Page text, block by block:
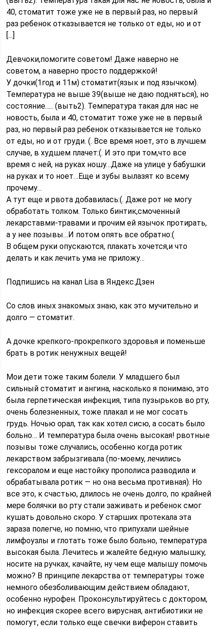
40, стоматит тоже уже не в первый раз, но первый
раз ребенок отказывается не только от еды, но и от
[...]
Девчоки,помогите советом! Даже наверно не
советом, а наверно просто поддержкой!
У дочки(1год и 11м) стоматит(язык и под язычком).
Температура не выше 39(выше не даю подняться), но
состояние….. (выть2). Температура такая для нас не
новость, была и 40, стоматит тоже уже не в первый
раз, но первый раз ребенок отказывается не только
от еды, но и от груди. (. Все время ноет, это в лучшем
случае, в худшем плачет:(. И это при том,что все
время с ней, на руках ношу…Даже на улице у бабушки
на руках и то ноет…Еще и зубы вылазят ко всему
прочему…
А тут еще и рвота добавилась:(. Даже рот не могу
обработать толком. Только бинтик,смоченный
лекарставми-травами и прочим ей язычок протирать,
а у нее позывы…И потом опять все обратно:(
В общем руки опускаются, плакать хочется,и что
делать и как лечить ума не приложу…
Подпишись на канал Lisa в Яндекс.Дзен
Со слов иных знакомых знаю, как это мучительно и
долго — стоматит.
А дочке крепкого-прокрепкого здоровья и поменьше
брать в ротик ненужных вещей!
Мои дети тоже таким болели. У младшего был
сильный стоматит и ангина, насколько я понимаю, это
была герпетическая инфекция, типа пузырьков во рту,
очень болезненных, тоже плакал и не мог сосать
грудь. Ночью орал, так как хотел сисю, а сосать было
больно… И температура была очень высокая! рвотные
позывы тоже случались, особенно когда ротик
лекарством забрызгивала (по-моему, лечились
гексоралом и еще настойку прополиса разводила и
обрабатывала ротик — но она весьма противная). Но
все это, к счастью, длилось не очень долго, по крайней
мере болячки во рту стали заживать и ребенок смог
кушать довольно скоро. У старших протекала эта
зараза полегче, но помню, что припухали шейные
лимфоузлы и глотать тоже было больно, температура
высокая была. Лечитесь и жалейте бедную малышку,
носите на ручках, качайте, ну чем еще малышу помочь
можно? В принципе лекарства от температуры тоже
немного обезболивающим действием обладают,
особенно нурофен. Проконсультируйтесь с доктором,
но инфекция скорее всего вирусная, антибиотики не
помогут, если только еще свечки виферон ставить